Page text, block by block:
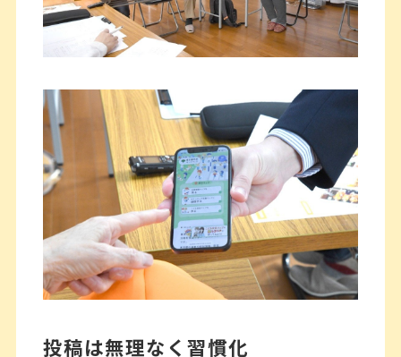
投稿は無理なく習慣化